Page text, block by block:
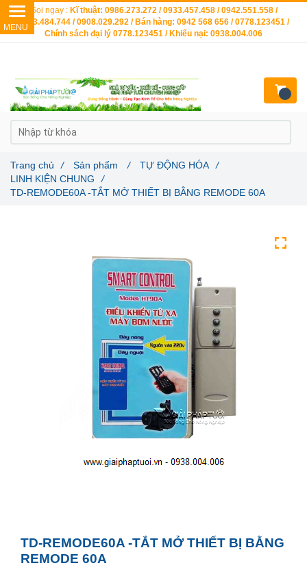
TD-REMODE60A -TẮT MỞ THIẾT BỊ BẰNG
REMODE 60A
Trang chủ / Sản phẩm / TỰ ĐỘNG HÓA
/
LINH KIỆN CHUNG
/
TD-REMODE60A -TẮT MỞ THIẾT BỊ BẰNG REMODE 60A
Gọi ngay : Kĩ thuật: 0986.273.272 / 0933.457.458 / 0942.551.558 /
0903.484.744 / 0908.029.292 / Bán hàng: 0942 568 656 / 0778.123451 /
Chính sách đại lý 0778.123451 / Khiếu nại: 0938.004.006